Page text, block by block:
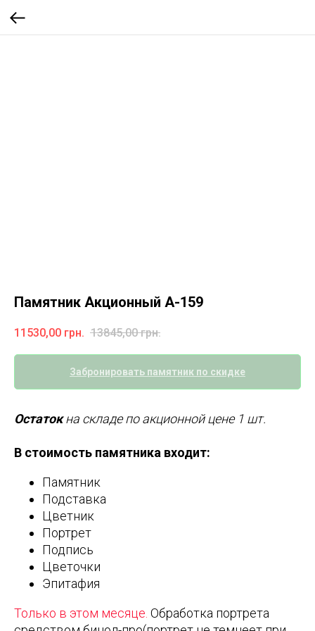
Памятник Акционный А-159
11530,00 грн. 13845,00 грн.
Забронировать памятник по скидке
Остатокна складе по акционной цене 1 шт.
В стоимость памятника входит:
Памятник
Подставка
Цветник
Портрет
Подпись
Цветочки
Эпитафия
Только в этом месяце. Обработка портрета